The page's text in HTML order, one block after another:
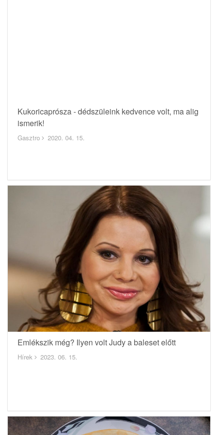
Kukoricaprósza - dédszüleink kedvence volt, ma alig
ismerik!
Gasztro 2020. 04. 15.
Emlékszik még? Ilyen volt Judy a baleset előtt
Hírek 2023. 06. 15.